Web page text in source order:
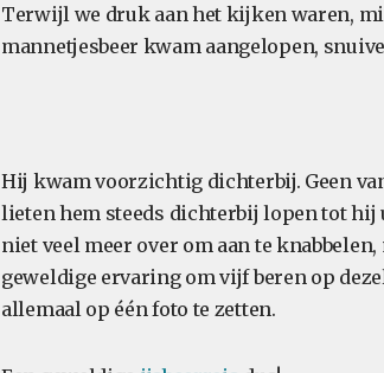
Terwijl we druk aan het kijken waren,
mannetjesbeer kwam aangelopen,
Hij kwam voorzichtig dichterbij. Geen
lieten hem steeds dichterbij lopen tot
niet veel meer over om aan te
geweldige ervaring om vijf beren op
allemaal op één foto te zetten.